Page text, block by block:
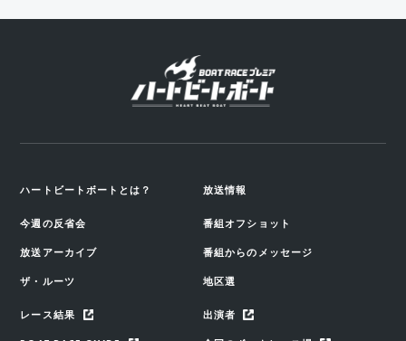
ハートビートボートとは？ 放送情報
今週の反省会 番組オフショット
放送アーカイブ 番組からのメッセージ
ザ・ルーツ 地区選
レース結果 出演者